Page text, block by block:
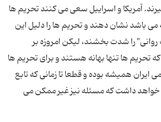
آمریکا و اسراییل سعی می کنند تحریم ها
می باشد نشان دهند و تحریم ها را دلیل این
روانی" را شدت بخشند، لیکن امروزه بر
تحریم ها تنها بهانه هستند و برای تحریم ها
ایران همیشه بوده و قطعا تا زمانی که تابع
داشت که مسئله نیز غیر ممکن می